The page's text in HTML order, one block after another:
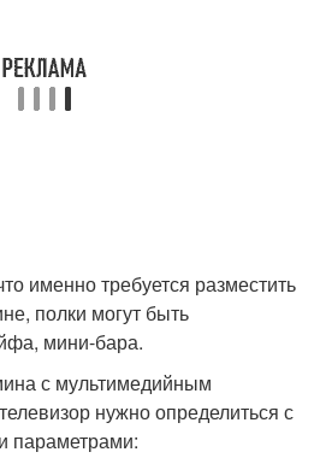
именно требуется разместить
полки могут быть
мини-бара.
с мультимедийным
нужно определиться с
параметрами: